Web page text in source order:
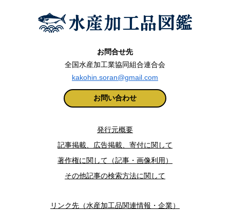
お問合せ先
全国水産加工業協同組合連合会
kakohin.soran@gmail.com
お問い合わせ
発行元概要
記事掲載、広告掲載、寄付に関して
著作権に関して（記事・画像利用）
その他記事の検索方法に関して
リンク先（水産加工品関連情報・企業）